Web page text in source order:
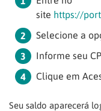
site https://
Selecione a
Informe seu
Clique em
Seu saldo aparecerá